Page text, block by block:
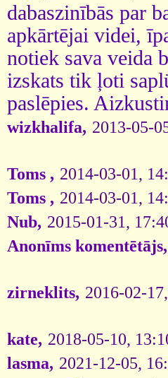
dabaszinībās par
apkārtējai videi,
notiek sava veida
izskats tik ļoti
paslēpies.
wizkhalifa, 2013-05-
Toms , 2014-03-01,
Toms , 2014-03-01,
Nub, 2015-01-31,
Anonīms komentētājs,
zirneklits, 2016-02-
kate, 2018-05-10,
lasma, 2021-12-05,